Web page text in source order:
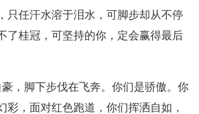
只任汗水溶于泪水，可脚步却从不停
了桂冠，可坚持的你，定会赢得最后
豪，脚下步伐在飞奔。你们是骄傲。你
彩，面对红色跑道，你们挥洒自如，